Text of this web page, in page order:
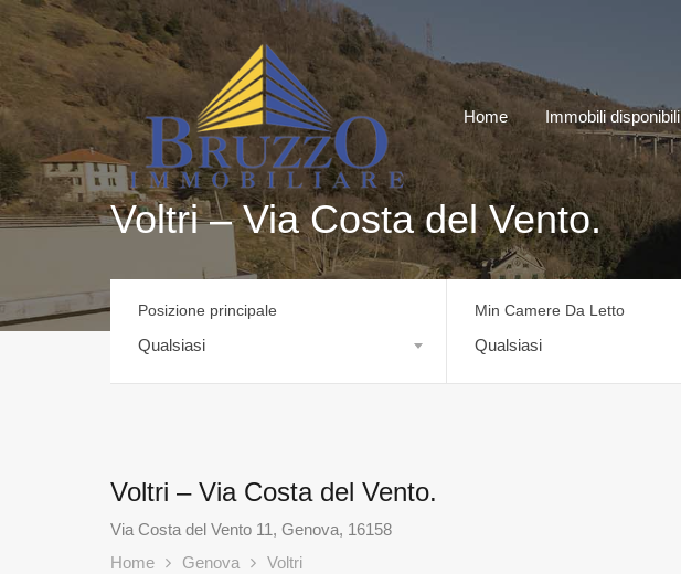
Home Immobili disponibili
Voltri – Via Costa del Vento.
Posizione principale
Qualsiasi
Min Camere Da Letto
Qualsiasi
Voltri – Via Costa del Vento.
Via Costa del Vento 11, Genova, 16158
Home
Genova Voltri